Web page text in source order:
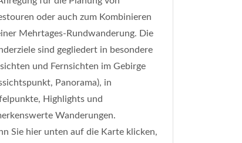
oder auch zum Kombinieren
Mehrtages-Rundwanderung. Die
sind gegliedert in besondere
und Fernsichten im Gebirge
Panorama), in
Highlights und
Wanderungen.
Sie hier unten auf die Karte klicken,